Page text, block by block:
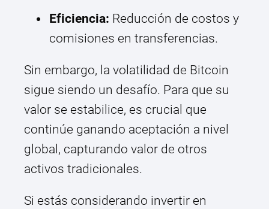
Eficiencia: Reducción de costos y
comisiones en transferencias.
Sin embargo, la volatilidad de Bitcoin
sigue siendo un desafío. Para que su
valor se estabilice, es crucial que
continúe ganando aceptación a nivel
global, capturando valor de otros
activos tradicionales.
Si estás considerando invertir en